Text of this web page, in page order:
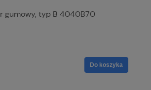
gumowy, typ B 4040B70
Do koszyka